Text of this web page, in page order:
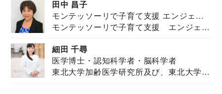
田中 昌子
モンテッソーリで子育て支援 エンジェル
ズハウス研究所所長
モンテッソーリで子育て支援 エンジェル
細田 千尋
医学博士・認知科学者・脳科学者
東北大学加齢医学研究所及び、東北大学大